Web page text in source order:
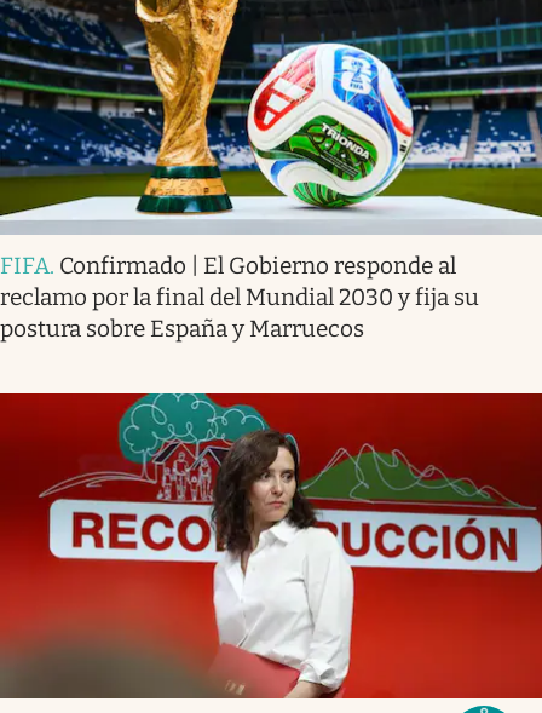
FIFA. Confirmado | El Gobierno responde al
reclamo por la final del Mundial 2030 y fija su
postura sobre España y Marruecos